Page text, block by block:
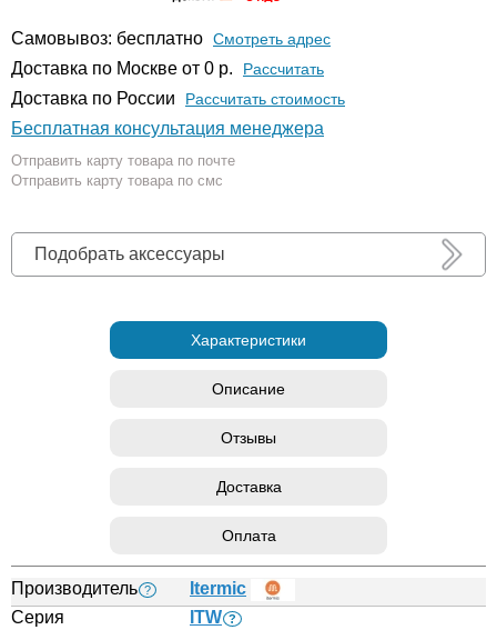
Самовывоз: бесплатно Смотреть адрес
Доставка по Москве от 0 р. Расcчитать
Доставка по России Рассчитать стоимость
Бесплатная консультация менеджера
Отправить карту товара по почте
Отправить карту товара по смс
Подобрать аксессуары
Характеристики
Описание
Отзывы
Доставка
Оплата
Производитель ?
Itermic
Серия
ITW ?